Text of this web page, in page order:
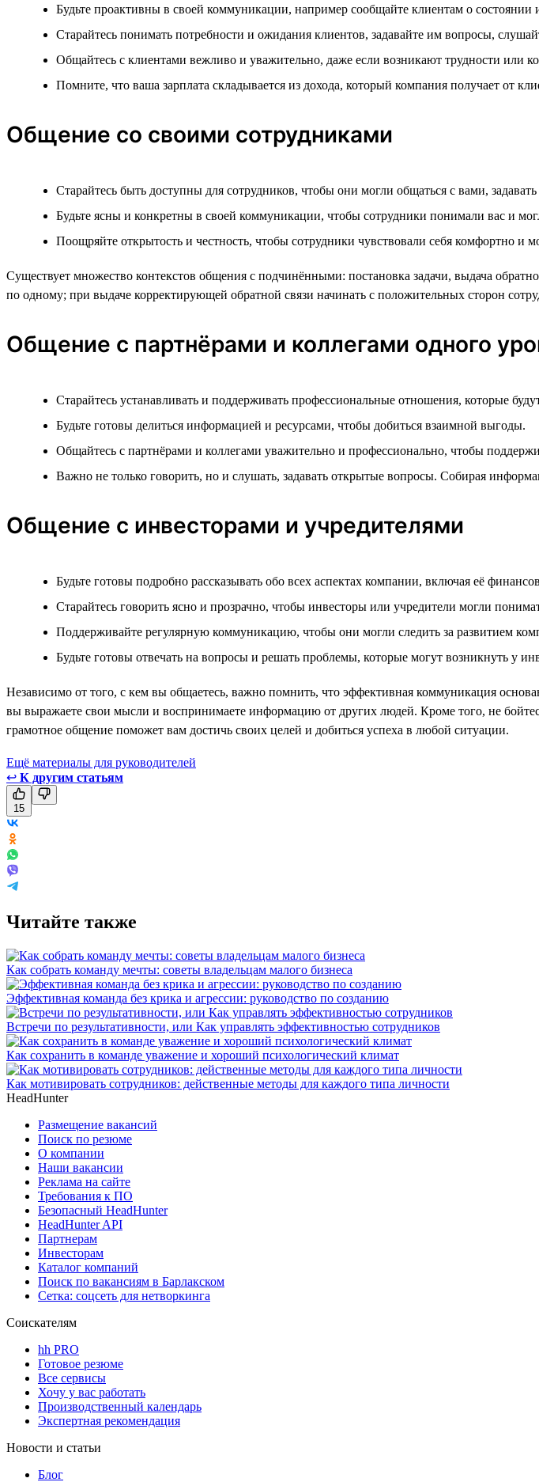
Будьте проактивны в своей коммуникации, например сообщайте клиентам о
Старайтесь понимать потребности и ожидания клиентов, задавайте им вопросы,
Общайтесь с клиентами вежливо и уважительно, даже если возникают трудности или
Помните, что ваша зарплата складывается из дохода, который компания получает от
Общение со своими сотрудниками
Старайтесь быть доступны для сотрудников, чтобы они могли общаться с вами,
Будьте ясны и конкретны в своей коммуникации, чтобы сотрудники понимали вас и
Поощряйте открытость и честность, чтобы сотрудники чувствовали себя комфортно и
Существует множество контекстов общения с подчинёнными: постановка задачи, выдача
по одному; при выдаче корректирующей обратной связи начинать с положительных сторон
Общение с партнёрами и коллегами одного
Старайтесь устанавливать и поддерживать профессиональные отношения, которые
Будьте готовы делиться информацией и ресурсами, чтобы добиться взаимной выгоды.
Общайтесь с партнёрами и коллегами уважительно и профессионально, чтобы
Важно не только говорить, но и слушать, задавать открытые вопросы. Собирая
Общение с инвесторами и учредителями
Будьте готовы подробно рассказывать обо всех аспектах компании, включая её
Старайтесь говорить ясно и прозрачно, чтобы инвесторы или учредители могли
Поддерживайте регулярную коммуникацию, чтобы они могли следить за развитием
Будьте готовы отвечать на вопросы и решать проблемы, которые могут возникнуть у
Независимо от того, с кем вы общаетесь, важно помнить, что эффективная коммуникация
вы выражаете свои мысли и воспринимаете информацию от других людей. Кроме того, не
грамотное общение поможет вам достичь своих целей и добиться успеха в любой ситуации.
Ещё материалы для руководителей
↩ К другим статьям
15
Читайте также
Как собрать команду мечты: советы владельцам малого бизнеса
Эффективная команда без крика и агрессии: руководство по созданию
Встречи по результативности, или Как управлять эффективностью сотрудников
Как сохранить в команде уважение и хороший психологический климат
Как мотивировать сотрудников: действенные методы для каждого типа личности
HeadHunter
Размещение вакансий
Поиск по резюме
О компании
Наши вакансии
Реклама на сайте
Требования к ПО
Безопасный HeadHunter
HeadHunter API
Партнерам
Инвесторам
Каталог компаний
Поиск по вакансиям в Барлакском
Сетка: соцсеть для нетворкинга
Соискателям
hh PRO
Готовое резюме
Все сервисы
Хочу у вас работать
Производственный календарь
Экспертная рекомендация
Новости и статьи
Блог